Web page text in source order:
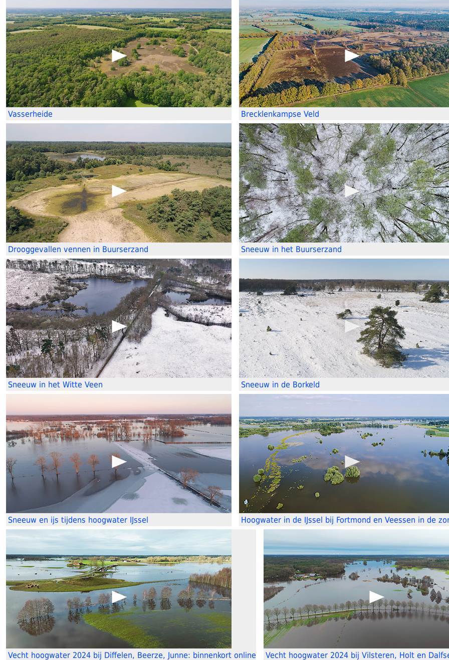
Vasserheide Brecklenkampse Veld
Drooggevallen vennen in Buurserzand Sneeuw in het Buurserzand
Sneeuw in het Witte Veen Sneeuw in de Borkeld
Sneeuw en ijs tijdens hoogwater IJssel Hoogwater in de IJssel bij Fortmond en Veessen in de
Vecht hoogwater 2024 bij Diffelen, Beerze, Junne: binnenkort online Vecht hoogwater 2024 bij Vilsteren, Holt en